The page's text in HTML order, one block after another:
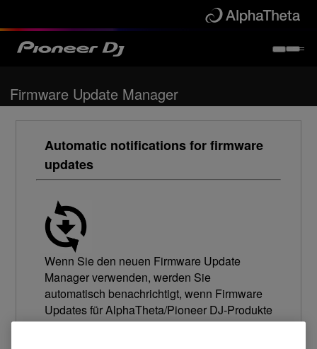
Firmware Update Manager
Automatic notifications for firmware
updates
Wenn Sie den neuen Firmware Update
Manager verwenden, werden Sie
automatisch benachrichtigt, wenn Firmware
Updates für AlphaTheta/Pioneer DJ-Produkte
verfügbar sind, die Sie über USB mit Ihrem